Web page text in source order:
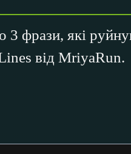
3 фрази, які
від MriyaRun.